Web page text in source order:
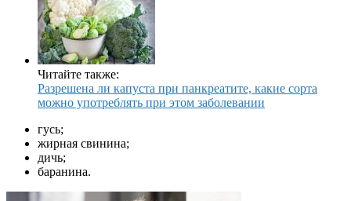
Читайте также:
Разрешена ли капуста при панкреатите, какие сорта
можно употреблять при этом заболевании
гусь;
жирная свинина;
дичь;
баранина.